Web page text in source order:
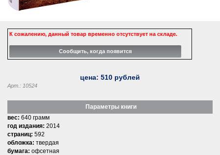
К сожалению, данный товар временно отсутствует на складе.
цена: 510 рублей
Арт.: 10524
Параметры книги
вес: 640 грамм
год издания: 2014
страниц: 592
обложка: твердая
бумага: офсетная